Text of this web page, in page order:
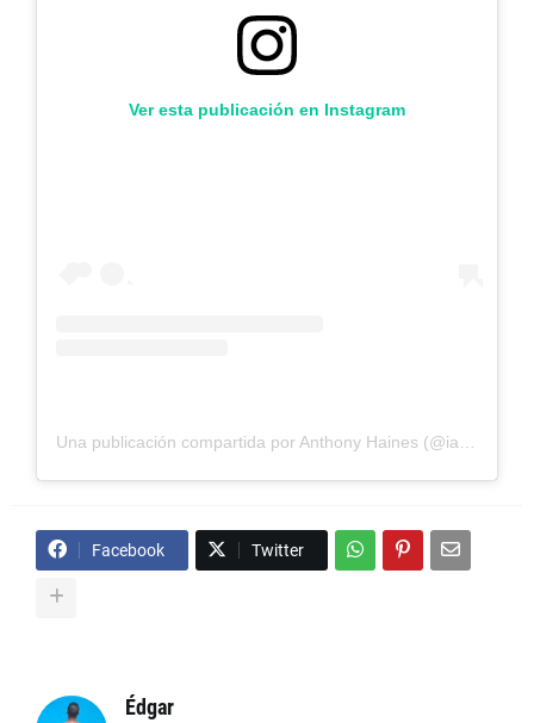
Ver esta publicación en Instagram
Facebook Twitter
Édgar